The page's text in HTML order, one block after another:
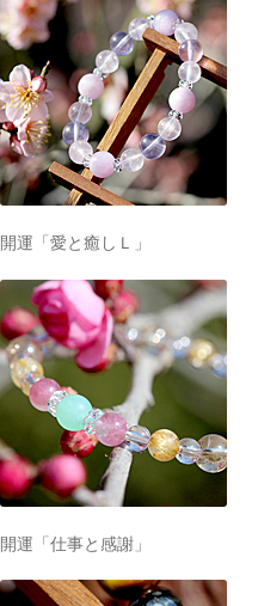
開運「愛と癒しＬ」
開運「仕事と感謝」